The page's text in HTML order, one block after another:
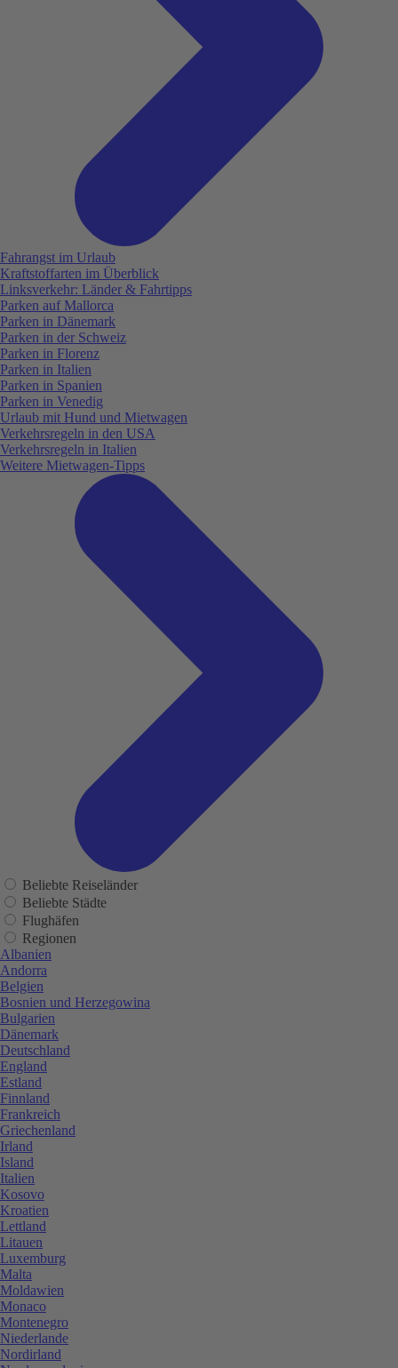
Fahrangst im Urlaub
Kraftstoffarten im Überblick
Linksverkehr: Länder & Fahrtipps
Parken auf Mallorca
Parken in Dänemark
Parken in der Schweiz
Parken in Florenz
Parken in Italien
Parken in Spanien
Parken in Venedig
Urlaub mit Hund und Mietwagen
Verkehrsregeln in den USA
Verkehrsregeln in Italien
Weitere Mietwagen-Tipps
Beliebte Reiseländer
Beliebte Städte
Flughäfen
Regionen
Albanien
Andorra
Belgien
Bosnien und Herzegowina
Bulgarien
Dänemark
Deutschland
England
Estland
Finnland
Frankreich
Griechenland
Irland
Island
Italien
Kosovo
Kroatien
Lettland
Litauen
Luxemburg
Malta
Moldawien
Monaco
Montenegro
Niederlande
Nordirland